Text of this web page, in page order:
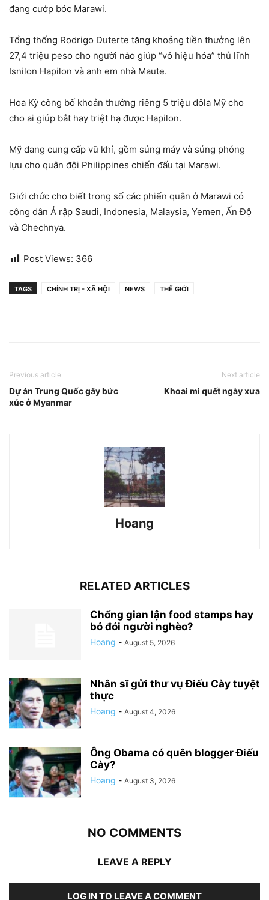
đang cướp bóc Marawi.
Tổng thống Rodrigo Duterte tăng khoảng tiền thưởng lên
27,4 triệu peso cho người nào giúp “vô hiệu hóa” thủ lĩnh
Isnilon Hapilon và anh em nhà Maute.
Hoa Kỳ công bố khoản thưởng riêng 5 triệu đôla Mỹ cho
cho ai giúp bắt hay triệt hạ được Hapilon.
Mỹ đang cung cấp vũ khí, gồm súng máy và súng phóng
lựu cho quân đội Philippines chiến đấu tại Marawi.
Giới chức cho biết trong số các phiến quân ở Marawi có
công dân Ả rập Saudi, Indonesia, Malaysia, Yemen, Ấn Độ
và Chechnya.
Post Views: 366
TAGS CHÍNH TRỊ - XÃ HỘI NEWS THẾ GIỚI
Previous article
Dự án Trung Quốc gây bức
xúc ở Myanmar
Next article
Khoai mì quết ngày xưa
Hoang
RELATED ARTICLES
Chống gian lận food stamps hay
bỏ đói người nghèo?
Hoang - August 5, 2026
Nhân sĩ gửi thư vụ Điếu Cày tuyệt
thực
Hoang - August 4, 2026
Ông Obama có quên blogger Điếu
Cày?
Hoang - August 3, 2026
NO COMMENTS
LEAVE A REPLY
LOG IN TO LEAVE A COMMENT